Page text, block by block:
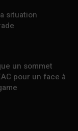
situation
un sommet
pour un face à